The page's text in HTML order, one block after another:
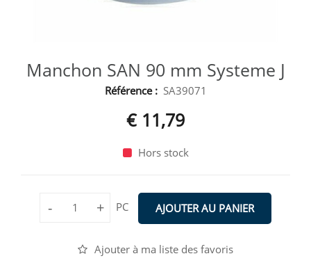
Manchon SAN 90 mm Systeme J
Référence : SA39071
€ 11,79
Hors stock
- + PC AJOUTER AU PANIER
Ajouter à ma liste des favoris